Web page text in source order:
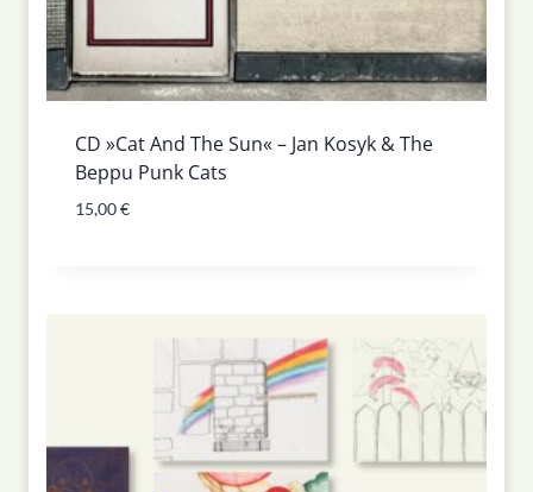
CD »Cat And The Sun« – Jan Kosyk & The
Beppu Punk Cats
15,00€